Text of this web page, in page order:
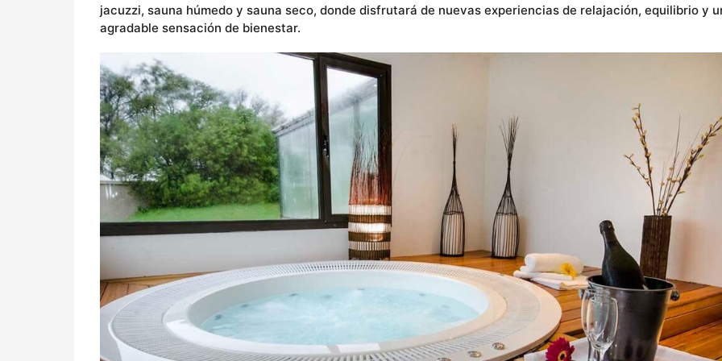
jacuzzi, sauna húmedo y sauna seco, donde disfrutará de nuevas experiencias de relajación, equilibrio y
agradable sensación de bienestar.